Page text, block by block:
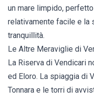
un mare limpido,
relativamente facile e la
tranquillità.
Le Altre Meraviglie di
La Riserva di Vendicari
ed Eloro. La spiaggia di
Tonnara e le torri di